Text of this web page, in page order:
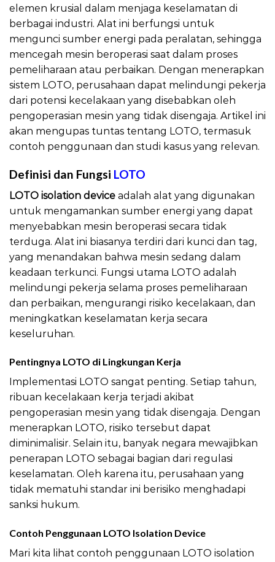
elemen krusial dalam menjaga keselamatan di
berbagai industri. Alat ini berfungsi untuk
mengunci sumber energi pada peralatan, sehingga
mencegah mesin beroperasi saat dalam proses
pemeliharaan atau perbaikan. Dengan menerapkan
sistem LOTO, perusahaan dapat melindungi pekerja
dari potensi kecelakaan yang disebabkan oleh
pengoperasian mesin yang tidak disengaja. Artikel ini
akan mengupas tuntas tentang LOTO, termasuk
contoh penggunaan dan studi kasus yang relevan.
Definisi dan Fungsi LOTO
LOTO isolation device adalah alat yang digunakan
untuk mengamankan sumber energi yang dapat
menyebabkan mesin beroperasi secara tidak
terduga. Alat ini biasanya terdiri dari kunci dan tag,
yang menandakan bahwa mesin sedang dalam
keadaan terkunci. Fungsi utama LOTO adalah
melindungi pekerja selama proses pemeliharaan
dan perbaikan, mengurangi risiko kecelakaan, dan
meningkatkan keselamatan kerja secara
keseluruhan.
Pentingnya LOTO di Lingkungan Kerja
Implementasi LOTO sangat penting. Setiap tahun,
ribuan kecelakaan kerja terjadi akibat
pengoperasian mesin yang tidak disengaja. Dengan
menerapkan LOTO, risiko tersebut dapat
diminimalisir. Selain itu, banyak negara mewajibkan
penerapan LOTO sebagai bagian dari regulasi
keselamatan. Oleh karena itu, perusahaan yang
tidak mematuhi standar ini berisiko menghadapi
sanksi hukum.
Contoh Penggunaan LOTO Isolation Device
Mari kita lihat contoh penggunaan LOTO isolation